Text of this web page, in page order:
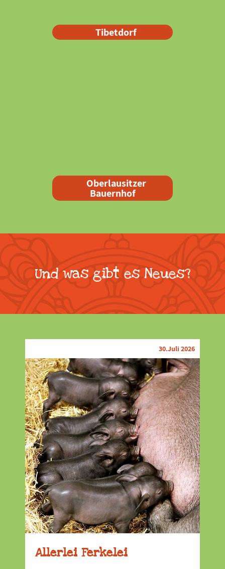
Tibetdorf
Oberlausitzer
Bauernhof
Und was gibt es Neues?
30.Juli 2026
Allerlei Ferkelei